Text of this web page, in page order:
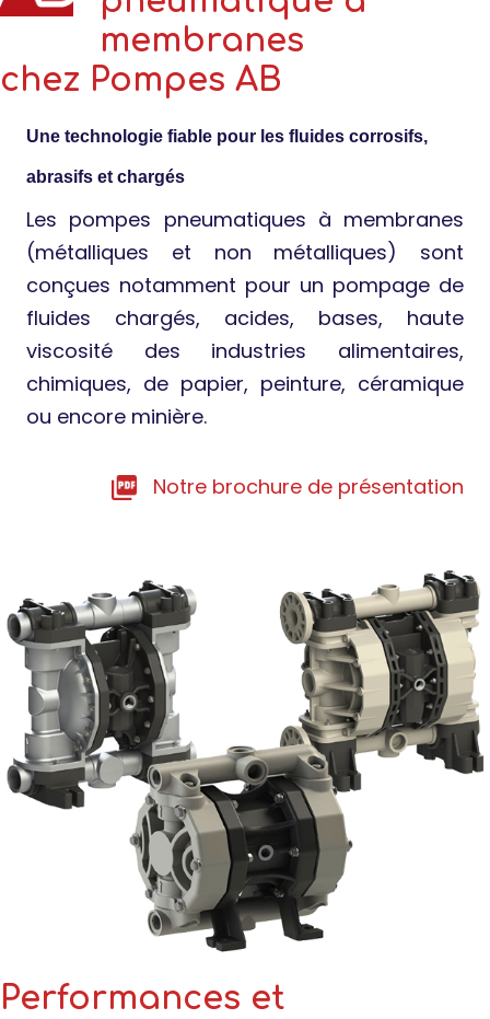
membranes
chez Pompes AB
Une technologie fiable pour les fluides corrosifs,
abrasifs et chargés
Les pompes pneumatiques à membranes
(métalliques et non métalliques) sont
conçues notamment pour un pompage de
fluides chargés, acides, bases, haute
viscosité des industries alimentaires,
chimiques, de papier, peinture, céramique
ou encore minière.
Notre brochure de présentation
Performances et